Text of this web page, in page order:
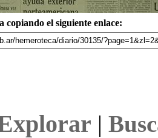
copiando el siguiente enlace:
|